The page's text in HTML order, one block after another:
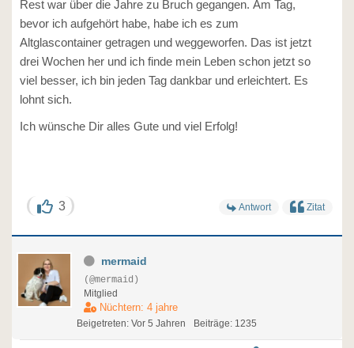
Rest war über die Jahre zu Bruch gegangen. Am Tag,
bevor ich aufgehört habe, habe ich es zum
Altglascontainer getragen und weggeworfen. Das ist jetzt
drei Wochen her und ich finde mein Leben schon jetzt so
viel besser, ich bin jeden Tag dankbar und erleichtert. Es
lohnt sich.
Ich wünsche Dir alles Gute und viel Erfolg!
3 Antwort Zitat
mermaid
(@mermaid)
Mitglied
Nüchtern: 4 jahre
Beigetreten: Vor 5 Jahren Beiträge: 1235